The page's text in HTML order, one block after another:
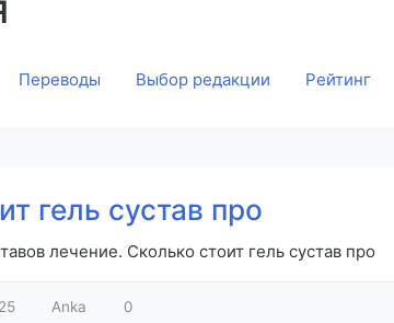
Переводы Выбор редакции Рейтинг
гель сустав про
лечение. Сколько стоит гель сустав про
Anka 0